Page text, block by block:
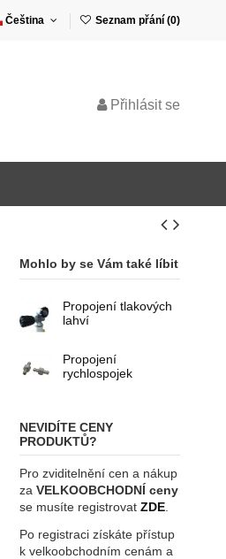
Čeština Seznam přání (0)
Přihlásit se
Mohlo by se Vám také líbit
Propojení tlakových
lahví
Propojení
rychlospojek
NEVIDÍTE CENY
PRODUKTŮ?
Pro zviditelnění cen a nákup
zaVELKOOBCHODNÍ ceny
se musíte registrovatZDE.
Po registraci získáte přístup
k velkoobchodním cenám a